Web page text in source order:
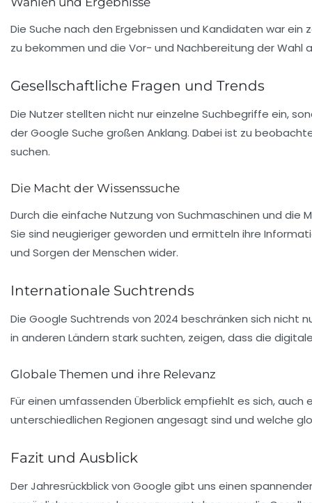
Die Suche nach den Ergebnissen und Kandidaten war
zu bekommen und die Vor- und Nachbereitung der Wahl
Gesellschaftliche Fragen und Trends
Die Nutzer stellten nicht nur einzelne Suchbegriffe ein,
der Google Suche großen Anklang. Dabei ist zu
suchen.
Die Macht der Wissenssuche
Durch die einfache Nutzung von Suchmaschinen und
Sie sind neugieriger geworden und ermitteln ihre
und Sorgen der Menschen wider.
Internationale Suchtrends
Die Google Suchtrends von 2024 beschränken sich nicht
in anderen Ländern stark suchten, zeigen, dass die
Globale Themen und ihre Relevanz
Für einen umfassenden Überblick empfiehlt es sich, auch
unterschiedlichen Regionen angesagt sind und welche
Fazit und Ausblick
Der Jahresrückblick von Google gibt uns einen